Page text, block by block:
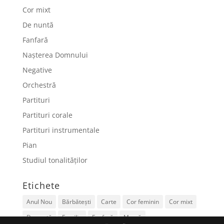
Cor mixt
De nuntă
Fanfară
Nașterea Domnului
Negative
Orchestră
Partituri
Partituri corale
Partituri instrumentale
Pian
Studiul tonalităților
Etichete
Anul Nou Bărbătești Carte Cor feminin
Cor mixt
De nuntă
Familie Fanfară Mamă